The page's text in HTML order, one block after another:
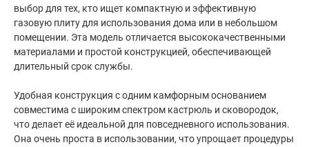
выбор для тех, кто ищет компактную и эффективную
газовую плиту для использования дома или в небольшом
помещении. Эта модель отличается высококачественными
материалами и простой конструкцией, обеспечивающей
длительный срок службы.
Удобная конструкция с одним камфорным основанием
совместима с широким спектром кастрюль и сковородок,
что делает её идеальной для повседневного использования.
Она очень проста в использовании, что упрощает процедуры